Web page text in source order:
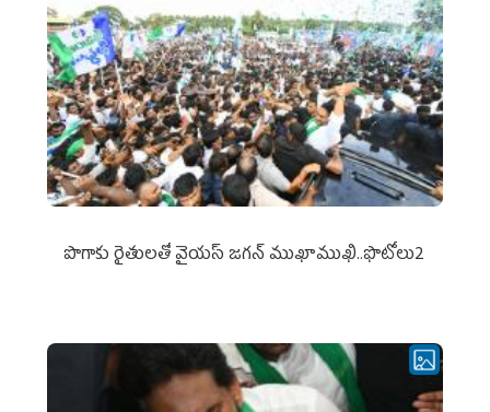
పొగాకు రైతుల‌తో వైయ‌స్ జ‌గ‌న్ ముఖాముఖి..ఫొటోలు2